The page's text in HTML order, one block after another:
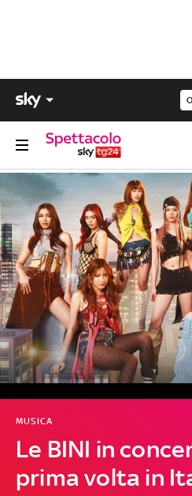
Le BINI in
prima volta in
MUSICA